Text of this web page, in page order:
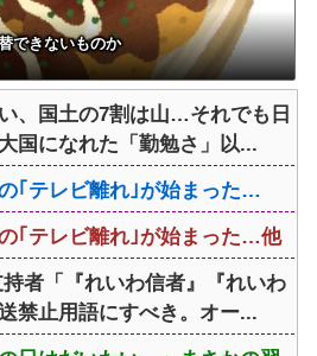
できないものか
、国土の7割は山…それでも日
国になれた「勤勉さ」以...
｢テレビ離れ｣が始まった…
｢テレビ離れ｣が始まった…他
持者「『れいわ信者』『れいわ
禁止用語にすべき。オー...